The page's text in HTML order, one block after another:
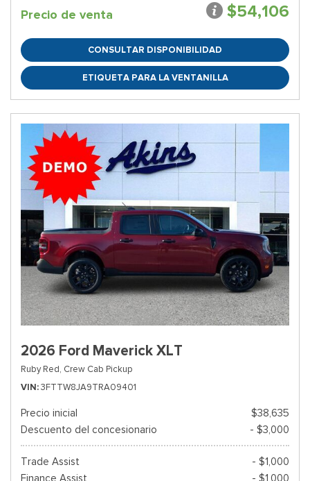
Precio de venta $54,106
CONSULTAR DISPONIBILIDAD
ETIQUETA PARA LA VENTANILLA
2026 Ford Maverick XLT
Ruby Red, Crew Cab Pickup
VIN 3FTTW8JA9TRA09401
Precio inicial
$38,635
Descuento del concesionario
- $3,000
Trade Assist
- $1,000
Finance Assist
- $1,000